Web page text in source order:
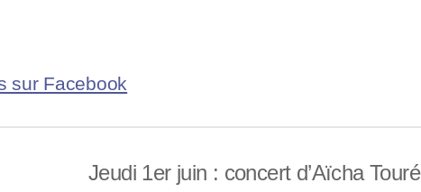
sur Facebook
Jeudi 1er juin : concert d’Aïcha Touré